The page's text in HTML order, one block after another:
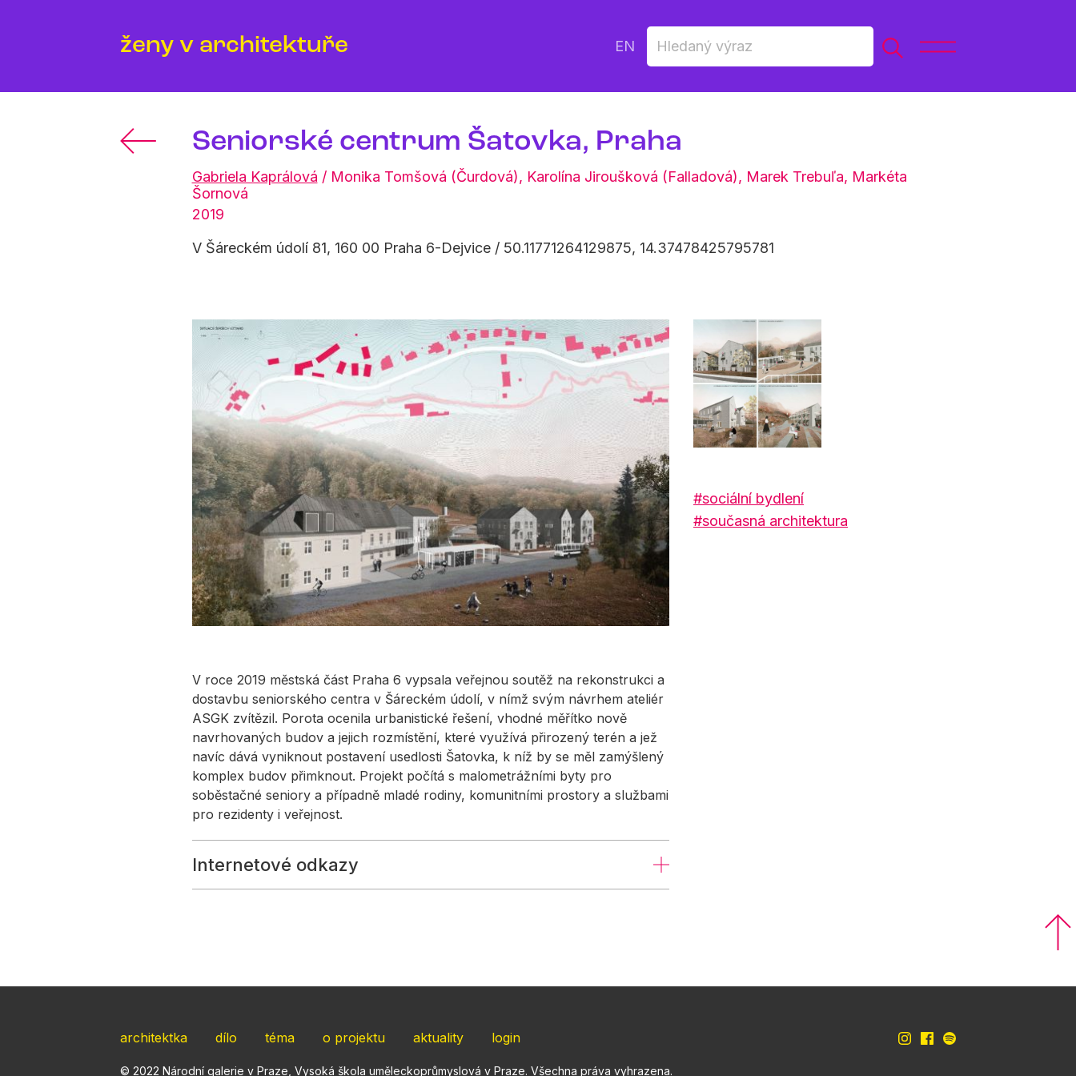
ženy v architektuře EN
Seniorské centrum Šatovka, Praha
Gabriela Kaprálová / Monika Tomšová (Čurdová), Karolína Jiroušková (Falladová), Marek Trebuľa, Markéta
Šornová
2019
V Šáreckém údolí 81, 160 00 Praha 6-Dejvice / 50.11771264129875, 14.37478425795781
V roce 2019 městská část Praha 6 vypsala veřejnou soutěž na rekonstrukci a
dostavbu seniorského centra v Šáreckém údolí, v nímž svým návrhem ateliér
ASGK zvítězil. Porota ocenila urbanistické řešení, vhodné měřítko nově
navrhovaných budov a jejich rozmístění, které využívá přirozený terén a jež
navíc dává vyniknout postavení usedlosti Šatovka, k níž by se měl zamýšlený
komplex budov přimknout. Projekt počítá s malometrážními byty pro
soběstačné seniory a případně mladé rodiny, komunitními prostory a službami
pro rezidenty i veřejnost.
Internetové odkazy
#sociální bydlení
#současná architektura
architektka dílo téma o projektu aktuality login
© 2022 Národní galerie v Praze, Vysoká škola uměleckoprůmyslová v Praze. Všechna práva vyhrazena.